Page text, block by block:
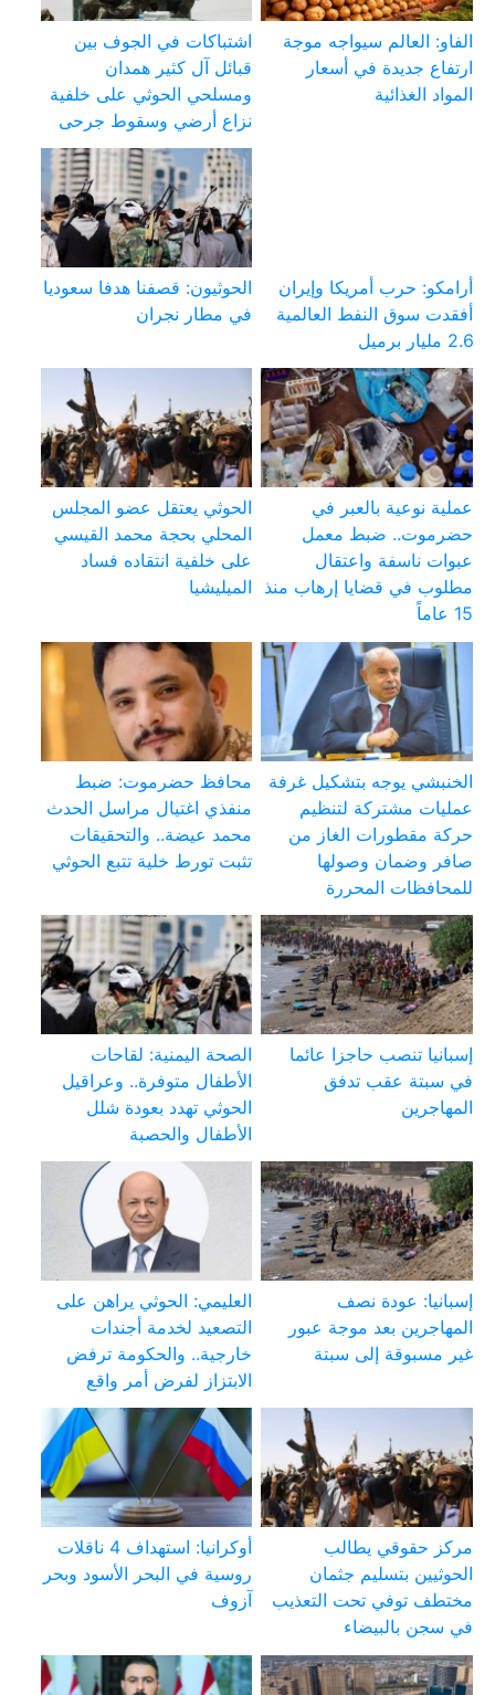
الفاو: العالم سيواجه موجة
ارتفاع جديدة في أسعار
المواد الغذائية
اشتباكات في الجوف بين
قبائل آل كثير همدان
ومسلحي الحوثي على خلفية
نزاع أرضي وسقوط جرحى
أرامكو: حرب أمريكا وإيران
أفقدت سوق النفط العالمية
2.6 مليار برميل
الحوثيون: قصفنا هدفا سعوديا
في مطار نجران
عملية نوعية بالعبر في
حضرموت.. ضبط معمل
عبوات ناسفة واعتقال
مطلوب في قضايا إرهاب منذ
15 عاماً
الحوثي يعتقل عضو المجلس
المحلي بحجة محمد القيسي
على خلفية انتقاده فساد
الميليشيا
الخنبشي يوجه بتشكيل غرفة
عمليات مشتركة لتنظيم
حركة مقطورات الغاز من
صافر وضمان وصولها
للمحافظات المحررة
محافظ حضرموت: ضبط
منفذي اغتيال مراسل الحدث
محمد عيضة.. والتحقيقات
تثبت تورط خلية تتبع الحوثي
إسبانيا تنصب حاجزا عائما
في سبتة عقب تدفق
المهاجرين
الصحة اليمنية: لقاحات
الأطفال متوفرة.. وعراقيل
الحوثي تهدد بعودة شلل
الأطفال والحصبة
إسبانيا: عودة نصف
المهاجرين بعد موجة عبور
غير مسبوقة إلى سبتة
العليمي: الحوثي يراهن على
التصعيد لخدمة أجندات
خارجية.. والحكومة ترفض
الابتزاز لفرض أمر واقع
مركز حقوقي يطالب
الحوثيين بتسليم جثمان
مختطف توفي تحت التعذيب
في سجن بالبيضاء
أوكرانيا: استهداف 4 ناقلات
روسية في البحر الأسود وبحر
آزوف